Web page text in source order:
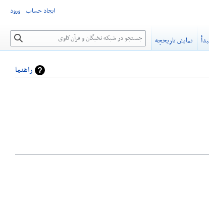
راهنما
ایجاد حساب ورود
نمایش تاریخچه جستجو